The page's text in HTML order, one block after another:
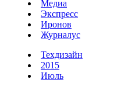
Медиа
Экспресс
Иронов
Журналус
Техдизайн
2015
Июль